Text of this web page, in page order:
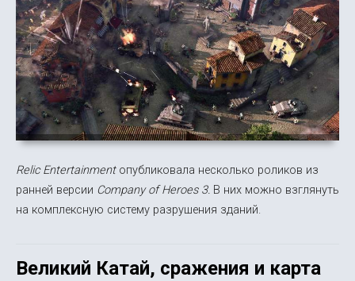
Relic Entertainmentопубликовала несколько роликов из
ранней версии Company of Heroes 3. В них можно взглянуть
на комплексную систему разрушения зданий.
Великий Катай, сражения и карта